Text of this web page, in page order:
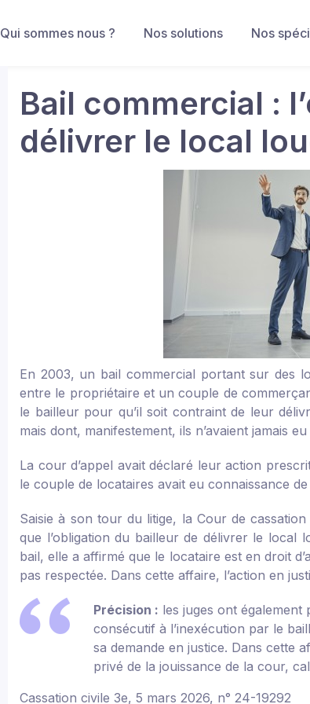
Qui sommes nous ? Nos solutions Nos
Bail commercial :
délivrer le local
En 2003, un bail commercial portant sur des
entre le propriétaire et un couple de
le bailleur pour qu’il soit contraint de leur
mais dont, manifestement, ils n’avaient jamais
La cour d’appel avait déclaré leur action
le couple de locataires avait eu connaissance
Saisie à son tour du litige, la Cour de
que l’obligation du bailleur de délivrer le
bail, elle a affirmé que le locataire est en droit
pas respectée. Dans cette affaire, l’action en
Précision : les juges ont également
consécutif à l’inexécution par le
sa demande en justice. Dans cette
privé de la jouissance de la cour,
Cassation civile 3e, 5 mars 2026, n° 24-19292